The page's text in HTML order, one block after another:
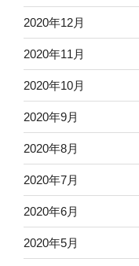
2020年12月
2020年11月
2020年10月
2020年9月
2020年8月
2020年7月
2020年6月
2020年5月